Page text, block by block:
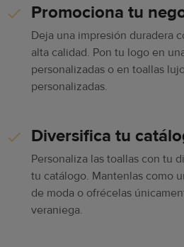
Promociona tu
Deja una impresión duradera
alta calidad. Pon tu logo en
personalizadas o en toallas
personalizadas.
Diversifica tu
Personaliza las toallas con tu
tu catálogo. Mantenlas como
de moda o ofrécelas
veraniega.